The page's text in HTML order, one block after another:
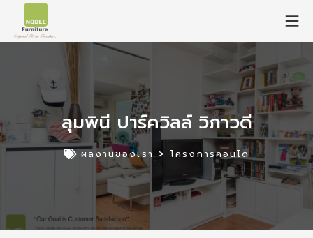
ลุมพินี ปาร์ควิลล์ วิภาวดี
ผลงานของเรา > โครงการคอนโด